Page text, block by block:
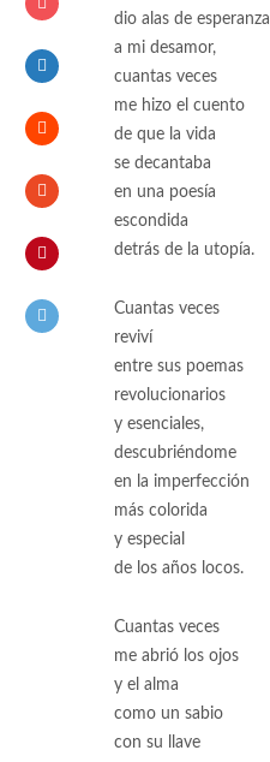
dio alas de esperanza
a mi desamor,
cuantas veces
me hizo el cuento
de que la vida
se decantaba
en una poesía
escondida
detrás de la utopía.
Cuantas veces
reviví
entre sus poemas
revolucionarios
y esenciales,
descubriéndome
en la imperfección
más colorida
y especial
de los años locos.
Cuantas veces
me abrió los ojos
y el alma
como un sabio
con su llave